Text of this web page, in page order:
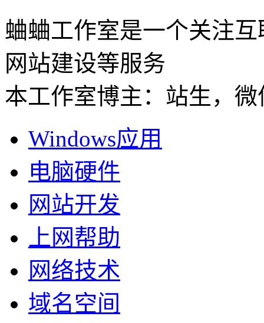
蛐蛐工作室是一个关注
网站建设等服务
本工作室博主：站生，微
Windows应用
电脑硬件
网站开发
上网帮助
网络技术
域名空间